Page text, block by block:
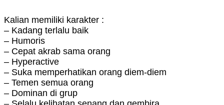
Kalian memiliki karakter :
– Kadang terlalu baik
– Humoris
– Cepat akrab sama orang
– Hyperactive
– Suka memperhatikan orang diem-diem
– Temen semua orang
– Dominan di grup